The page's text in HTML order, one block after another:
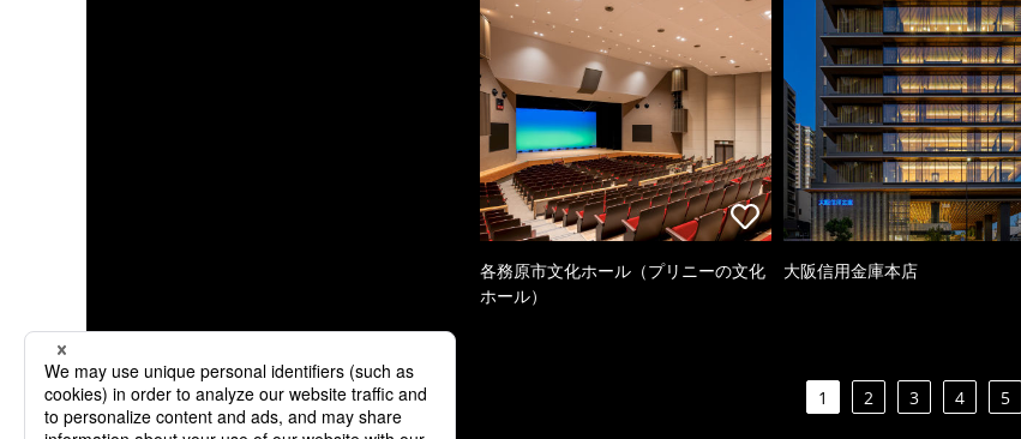
各務原市文化ホール（プリニーの文化
ホール）
大阪信用金庫本店
1 2 3 4 5